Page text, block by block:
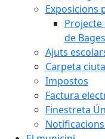
Exposicions
Projecte
de
Ajuts
Carpeta
Impostos
Factura
Finestreta